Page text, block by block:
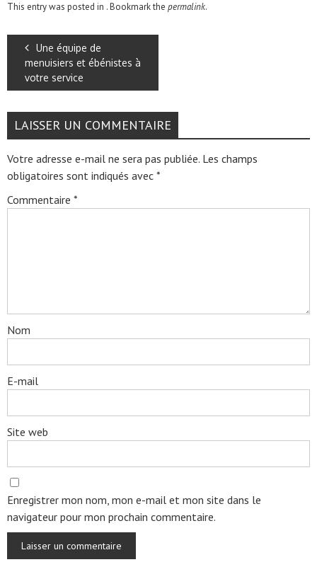
This entry was posted in . Bookmark the permalink.
Une équipe de
menuisiers et ébénistes à
votre service
LAISSER UN COMMENTAIRE
Votre adresse e-mail ne sera pas publiée. Les champs
obligatoires sont indiqués avec *
Commentaire *
Nom
E-mail
Site web
Enregistrer mon nom, mon e-mail et mon site dans le
navigateur pour mon prochain commentaire.